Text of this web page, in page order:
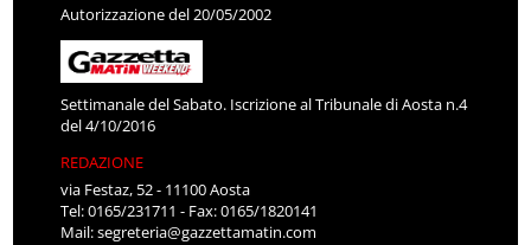
Autorizzazione del 20/05/2002
Settimanale del Sabato. Iscrizione al Tribunale di Aosta n.4
del 4/10/2016
REDAZIONE
via Festaz, 52 - 11100 Aosta
Tel: 0165/231711 - Fax: 0165/1820141
Mail:segreteria@gazzettamatin.com